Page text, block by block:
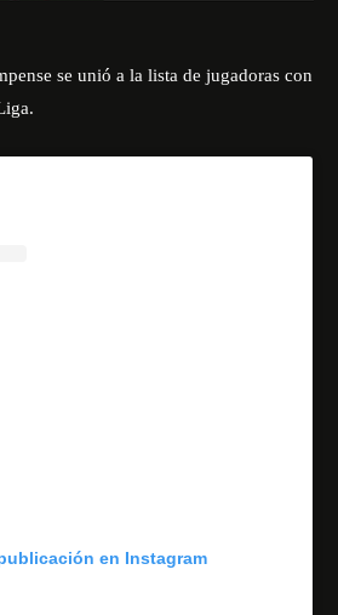
se unió a la lista de jugadoras con
en Instagram